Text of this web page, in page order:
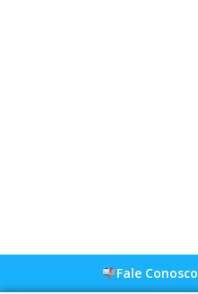
Fale Conosco